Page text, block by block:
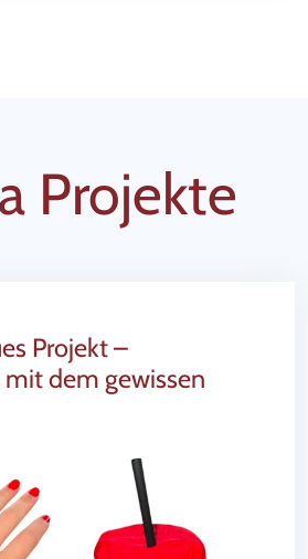
Projekte
Projekt –
dem gewissen